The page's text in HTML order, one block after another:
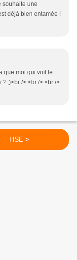
souhaite une
déjà bien entamée !
que moi qui voit le
;)<br /> <br /> <br />
HSE >